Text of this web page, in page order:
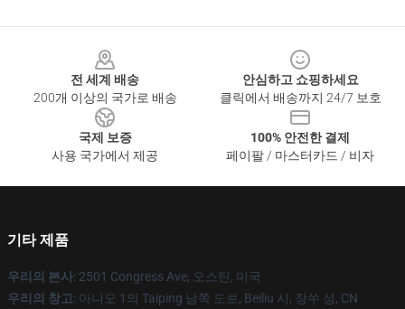
전 세계 배송
200개 이상의 국가로 배송
안심하고 쇼핑하세요
클릭에서 배송까지 24/7 보호
국제 보증
사용 국가에서 제공
100% 안전한 결제
페이팔 / 마스터카드 / 비자
기타 제품
우리의 본사: 2501 Congress Ave, 오스틴, 미국
우리의 창고: 아니오 1의 Taiping 남쪽 도로, Beiliu 시, 장쑤 성, CN